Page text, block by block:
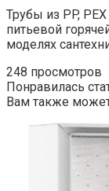
Трубы из PP,
питьевой
моделях
248 просмотров
Понравилась
Вам также